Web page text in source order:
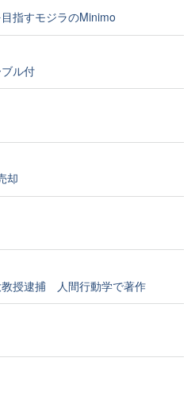
指すモジラのMinimo
ル付
却
授逮捕 人間行動学で著作